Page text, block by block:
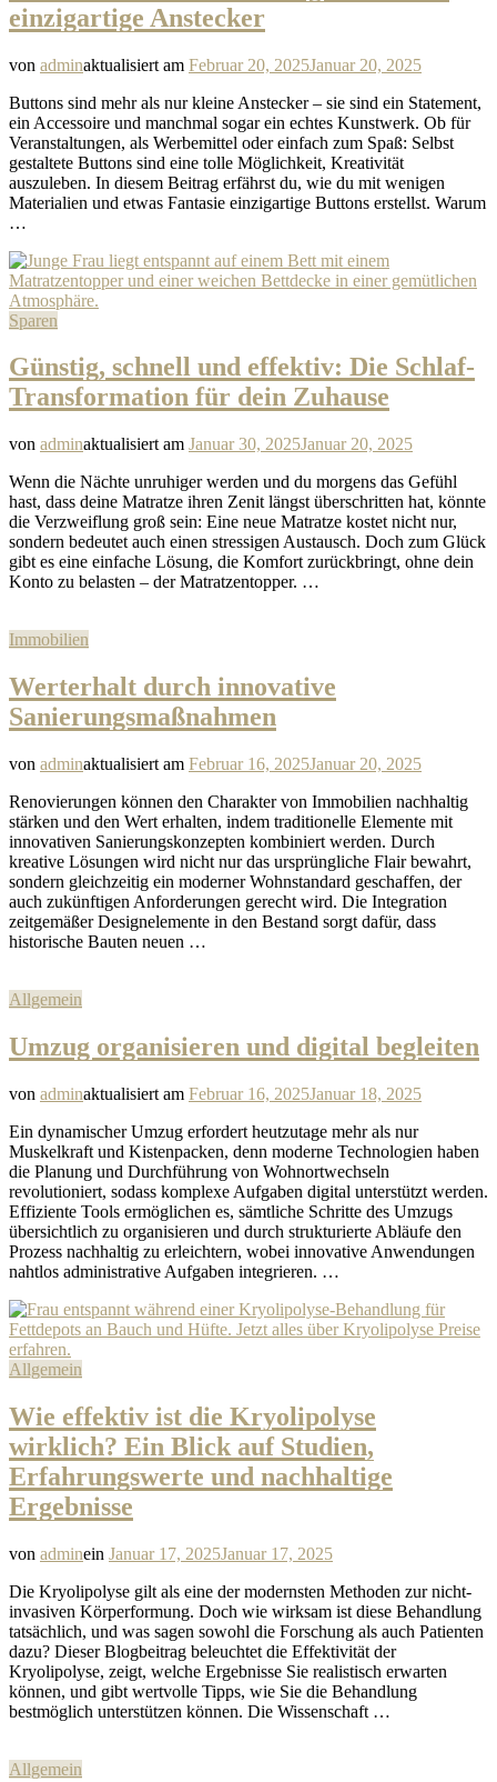
einzigartige Anstecker
von adminaktualisiert am Februar 20, 2025Januar 20, 2025
Buttons sind mehr als nur kleine Anstecker – sie sind ein Statement,
ein Accessoire und manchmal sogar ein echtes Kunstwerk. Ob für
Veranstaltungen, als Werbemittel oder einfach zum Spaß: Selbst
gestaltete Buttons sind eine tolle Möglichkeit, Kreativität
auszuleben. In diesem Beitrag erfährst du, wie du mit wenigen
Materialien und etwas Fantasie einzigartige Buttons erstellst. Warum
…
Sparen
Günstig, schnell und effektiv: Die Schlaf-
Transformation für dein Zuhause
von adminaktualisiert am Januar 30, 2025Januar 20, 2025
Wenn die Nächte unruhiger werden und du morgens das Gefühl
hast, dass deine Matratze ihren Zenit längst überschritten hat, könnte
die Verzweiflung groß sein: Eine neue Matratze kostet nicht nur,
sondern bedeutet auch einen stressigen Austausch. Doch zum Glück
gibt es eine einfache Lösung, die Komfort zurückbringt, ohne dein
Konto zu belasten – der Matratzentopper. …
Immobilien
Werterhalt durch innovative
Sanierungsmaßnahmen
von adminaktualisiert am Februar 16, 2025Januar 20, 2025
Renovierungen können den Charakter von Immobilien nachhaltig
stärken und den Wert erhalten, indem traditionelle Elemente mit
innovativen Sanierungskonzepten kombiniert werden. Durch
kreative Lösungen wird nicht nur das ursprüngliche Flair bewahrt,
sondern gleichzeitig ein moderner Wohnstandard geschaffen, der
auch zukünftigen Anforderungen gerecht wird. Die Integration
zeitgemäßer Designelemente in den Bestand sorgt dafür, dass
historische Bauten neuen …
Allgemein
Umzug organisieren und digital begleiten
von adminaktualisiert am Februar 16, 2025Januar 18, 2025
Ein dynamischer Umzug erfordert heutzutage mehr als nur
Muskelkraft und Kistenpacken, denn moderne Technologien haben
die Planung und Durchführung von Wohnortwechseln
revolutioniert, sodass komplexe Aufgaben digital unterstützt werden.
Effiziente Tools ermöglichen es, sämtliche Schritte des Umzugs
übersichtlich zu organisieren und durch strukturierte Abläufe den
Prozess nachhaltig zu erleichtern, wobei innovative Anwendungen
nahtlos administrative Aufgaben integrieren. …
Allgemein
Wie effektiv ist die Kryolipolyse
wirklich? Ein Blick auf Studien,
Erfahrungswerte und nachhaltige
Ergebnisse
von adminein Januar 17, 2025Januar 17, 2025
Die Kryolipolyse gilt als eine der modernsten Methoden zur nicht-
invasiven Körperformung. Doch wie wirksam ist diese Behandlung
tatsächlich, und was sagen sowohl die Forschung als auch Patienten
dazu? Dieser Blogbeitrag beleuchtet die Effektivität der
Kryolipolyse, zeigt, welche Ergebnisse Sie realistisch erwarten
können, und gibt wertvolle Tipps, wie Sie die Behandlung
bestmöglich unterstützen können. Die Wissenschaft …
Allgemein